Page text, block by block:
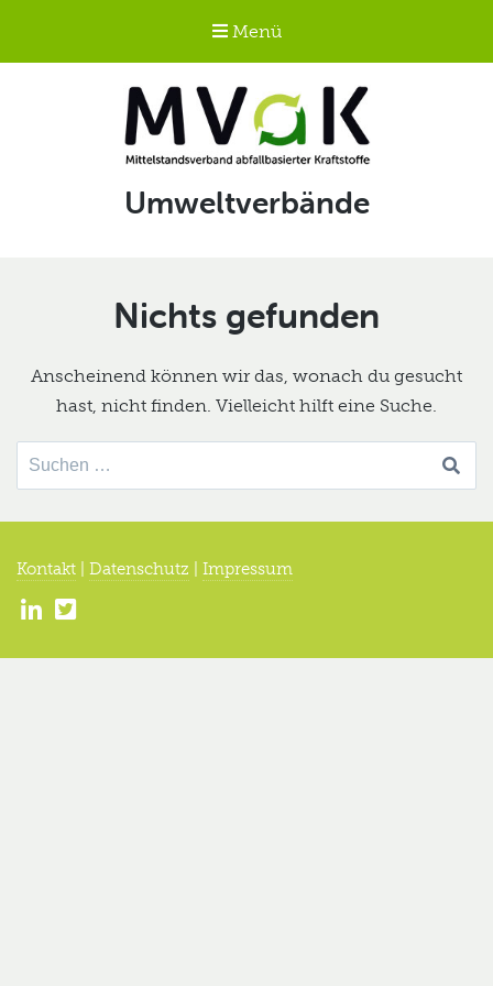
Menü
Mittelstandsverband
abfallbasierter
Schlagwort:
Umweltverbände
Nichts gefunden
Anscheinend können wir das, wonach du gesucht
hast, nicht finden. Vielleicht hilft eine Suche.
Suche
nach:
Kontakt Datenschutz Impressum